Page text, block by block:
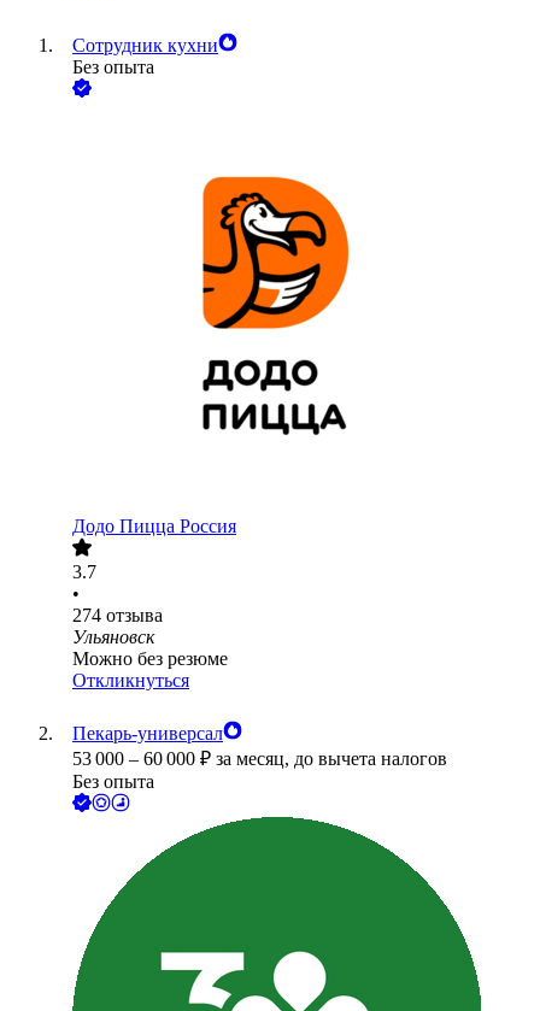
Сотрудник кухни
Без опыта
Додо Пицца Россия
3.7
•
274 отзыва
Ульяновск
Можно без резюме
Откликнуться
Пекарь-универсал
53 000 – 60 000 ₽ за месяц, до вычета налогов
Без опыта